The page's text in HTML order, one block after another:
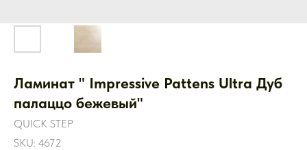
Ламинат " Impressive Pattens Ultra Дуб
палаццо бежевый"
QUICK STEP
SKU: 4672